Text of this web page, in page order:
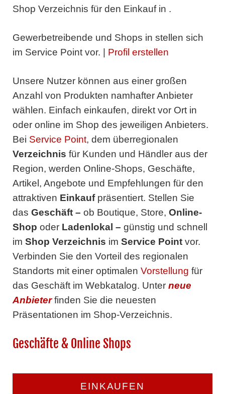
Shop Verzeichnis für den Einkauf in .
Gewerbetreibende und Shops in stellen sich
im Service Point vor. | Profil erstellen
Unsere Nutzer können aus einer großen
Anzahl von Produkten namhafter Anbieter
wählen. Einfach einkaufen, direkt vor Ort in
oder online im Shop des jeweiligen Anbieters.
Bei Service Point, dem überregionalen
Verzeichnis für Kunden und Händler aus der
Region, werden Online-Shops, Geschäfte,
Artikel, Angebote und Empfehlungen für den
attraktiven Einkaufpräsentiert. Stellen Sie
das Geschäft – ob Boutique, Store, Online-
Shop oder Ladenlokal – günstig und schnell
im Shop Verzeichnis im Service Pointvor.
Verbinden Sie den Vorteil des regionalen
Standorts mit einer optimalen Vorstellung für
das Geschäft im Webkatalog. Unter neue
Anbieterfinden Sie die neuesten
Präsentationen im Shop-Verzeichnis.
Geschäfte & Online Shops
EINKAUFEN